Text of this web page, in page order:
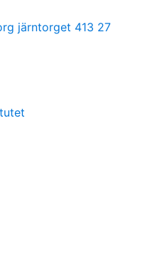
järntorget 413 27